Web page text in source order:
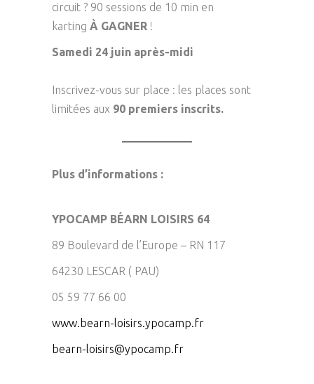
circuit ? 90 sessions de 10 min en
karting À GAGNER !
Samedi 24 juin après-midi
Inscrivez-vous sur place : les places sont
limitées aux 90 premiers inscrits.
Plus d’informations :
YPOCAMP BÉARN LOISIRS 64
89 Boulevard de l’Europe – RN 117
64230 LESCAR ( PAU)
05 59 77 66 00
www.bearn-loisirs.ypocamp.fr
bearn-loisirs@ypocamp.fr